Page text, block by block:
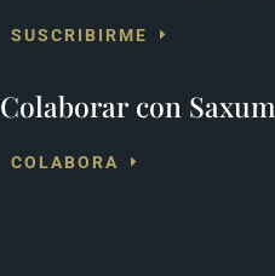
SUSCRIBIRME
Colaborar con Saxum
COLABORA